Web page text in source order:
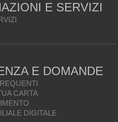
E SERVIZI
E DOMANDE
CARTA
DIGITALE